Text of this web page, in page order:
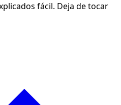
fácil. Deja de tocar